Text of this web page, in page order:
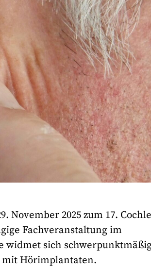
November 2025 zum 17.
Fachveranstaltung im
widmet sich
mit Hörimplantaten.